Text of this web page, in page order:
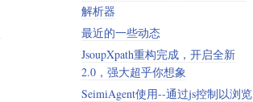
解析器
最近的一些动态
JsoupXpath重构完成，开启全新
2.0，强大超乎你想象
SeimiAgent使用--通过js控制以浏览